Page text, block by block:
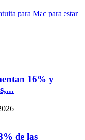
para Mac para estar
16% y
de las